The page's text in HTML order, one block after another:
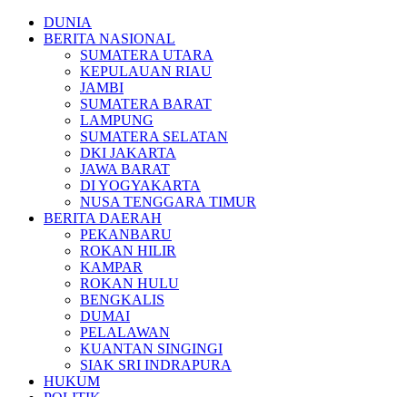
DUNIA
BERITA NASIONAL
SUMATERA UTARA
KEPULAUAN RIAU
JAMBI
SUMATERA BARAT
LAMPUNG
SUMATERA SELATAN
DKI JAKARTA
JAWA BARAT
DI YOGYAKARTA
NUSA TENGGARA TIMUR
BERITA DAERAH
PEKANBARU
ROKAN HILIR
KAMPAR
ROKAN HULU
BENGKALIS
DUMAI
PELALAWAN
KUANTAN SINGINGI
SIAK SRI INDRAPURA
HUKUM